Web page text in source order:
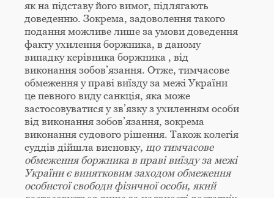
як на підставу його вимог, підлягають
доведенню. Зокрема, задоволення такого
подання можливе лише за умови доведення
факту ухилення боржника, в даному
випадку керівника боржника , від
виконання зобов’язання. Отже, тимчасове
обмеження у праві виїзду за межі України
це певного виду санкція, яка може
застосовуватися у зв’язку з ухиленням особи
від виконання зобов’язання, зокрема
виконання судового рішення. Також колегія
суддів дійшла висновку, що тимчасове
обмеження боржника в праві виїзду за межі
України є винятковим заходом обмеження
особистої свободи фізичної особи, який